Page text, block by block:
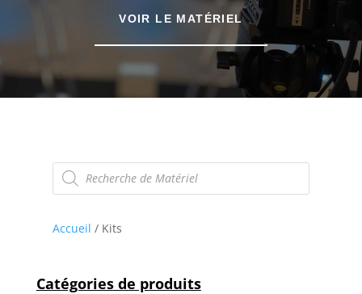
VOIR LE MATÉRIEL
Recherche
de
produits
Accueil / Kits
Catégories de produits